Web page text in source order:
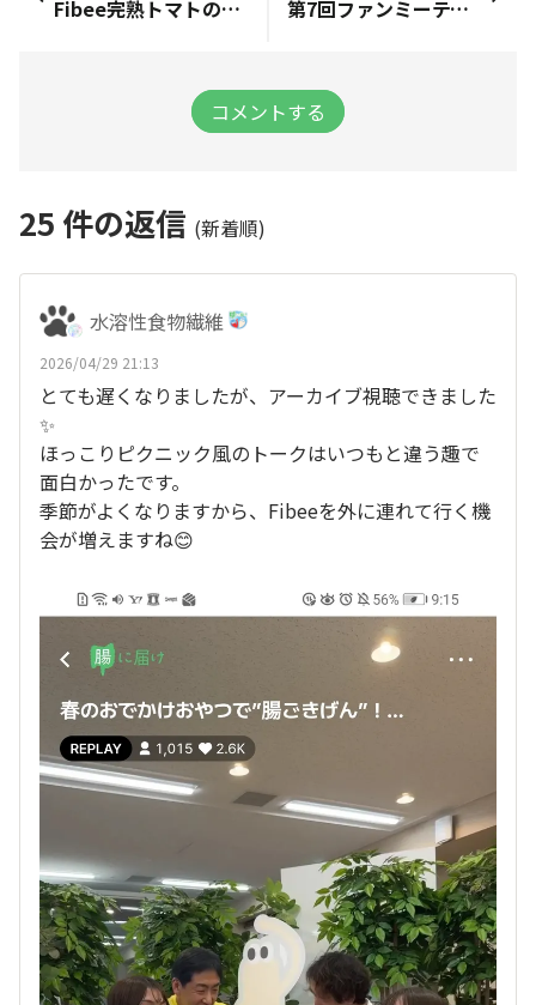
Fibee完熟トマトのキーマカレー の推しポイントを教えて！👀💓 第7回ファンミーティングの様子をお届け！👀
コメントする
25 件の返信 (新着順)
水溶性食物繊維
2026/04/29 21:13
とても遅くなりましたが、アーカイブ視聴できました
✨
ほっこりピクニック風のトークはいつもと違う趣で
面白かったです。
季節がよくなりますから、Fibeeを外に連れて行く機
会が増えますね😊